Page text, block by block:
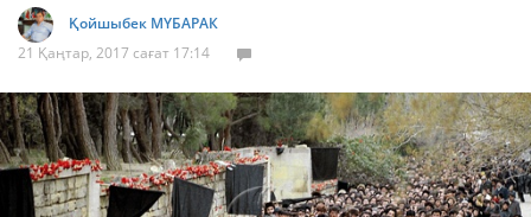
Қойшыбек МҮБАРАК
21 Қаңтар, 2017 сағат 17:14